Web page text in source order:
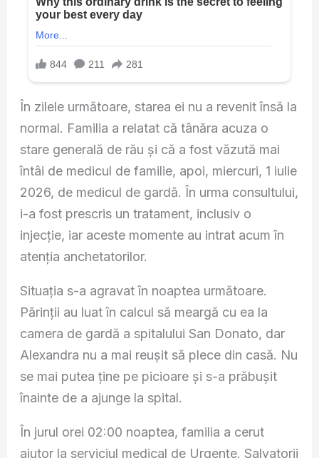
În zilele următoare, starea ei nu a revenit însă la
normal. Familia a relatat că tânăra acuza o
stare generală de rău și că a fost văzută mai
întâi de medicul de familie, apoi, miercuri, 1 iulie
2026, de medicul de gardă. În urma consultului,
i-a fost prescris un tratament, inclusiv o
injecție, iar aceste momente au intrat acum în
atenția anchetatorilor.
Situația s-a agravat în noaptea următoare.
Părinții au luat în calcul să meargă cu ea la
camera de gardă a spitalului San Donato, dar
Alexandra nu a mai reușit să plece din casă. Nu
se mai putea ține pe picioare și s-a prăbușit
înainte de a ajunge la spital.
În jurul orei 02:00 noaptea, familia a cerut
ajutor la serviciul medical de Urgențe. Salvatorii